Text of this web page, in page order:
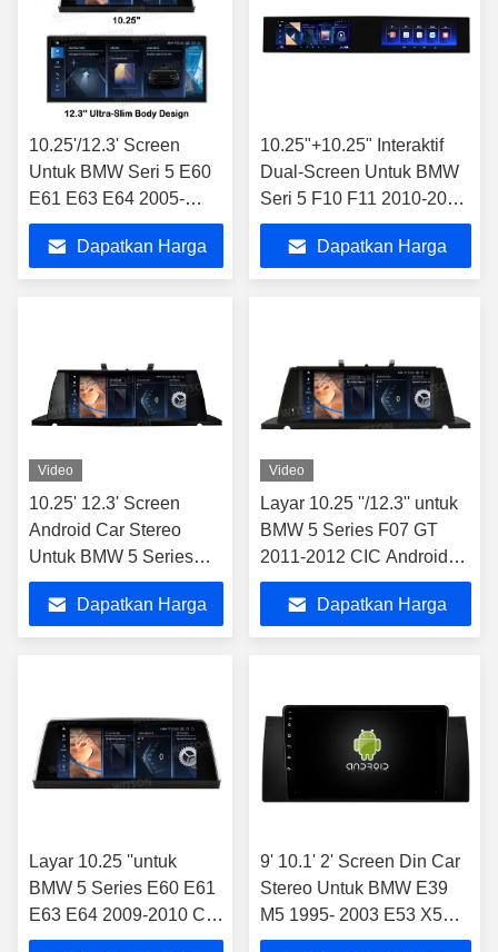
10.25'/12.3' Screen
Untuk BMW Seri 5 E60
E61 E63 E64 2005-
2009 CCC Android
Multimedia Player
Dapatkan Harga
10.25"+10.25" Interaktif
Dual-Screen Untuk BMW
Seri 5 F10 F11 2010-2016
Mobil Multimedia Stereo
GPS CarPlay Player
Dapatkan Harga
Video
10.25' 12.3' Screen
Android Car Stereo
Untuk BMW 5 Series
F07 GT 2013-2017 NBT
Multimedia Player
Dapatkan Harga
Video
Layar 10.25 ''/12.3'' untuk
BMW 5 Series F07 GT
2011-2012 CIC Android
Pemutar Multimedia
MONITOR Stereo
Dapatkan Harga
Layar 10.25 ''untuk
BMW 5 Series E60 E61
E63 E64 2009-2010 CIC
Pemutar Multimedia
9' 10.1' 2' Screen Din Car
Stereo Untuk BMW E39
M5 1995- 2003 E53 X5
2000-2007 1995-2003 M5